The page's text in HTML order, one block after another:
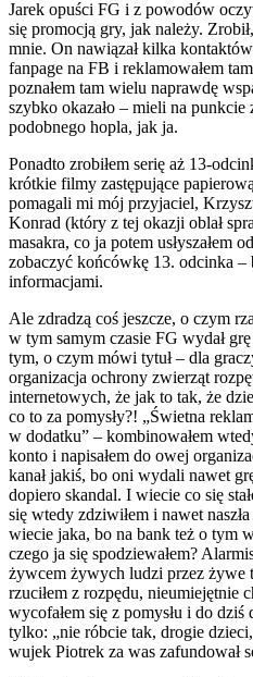
Jarek opuści FG i z powodów
się promocją gry, jak należy.
mnie. On nawiązał kilka
fanpage na FB i reklamowałem
poznałem tam wielu naprawdę
szybko okazało – mieli na
podobnego hopla, jak ja.
Ponadto zrobiłem serię aż 13-
krótkie filmy zastępujące
pomagali mi mój przyjaciel,
Konrad (który z tej okazji oblał
masakra, co ja potem usłyszałem
zobaczyć końcówkę 13. odcinka –
informacjami.
Ale zdradzą coś jeszcze, o czym
w tym samym czasie FG wydał
tym, o czym mówi tytuł – dla
organizacja ochrony zwierząt
internetowych, że jak to tak, że
co to za pomysły?! „Świetna
w dodatku” – kombinowałem
konto i napisałem do owej
kanał jakiś, bo oni wydali nawet
dopiero skandal. I wiecie co się
się wtedy zdziwiłem i nawet
wiecie jaka, bo na bank też o tym
czego ja się spodziewałem?
żywcem żywych ludzi przez żywe
rzuciłem z rozpędu, nieumiejętnie
wycofałem się z pomysłu i do
tylko: „nie róbcie tak, drogie
wujek Piotrek za was zafundował